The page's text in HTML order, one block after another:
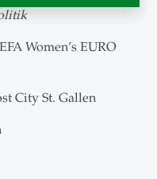
Women’s EURO
City St. Gallen